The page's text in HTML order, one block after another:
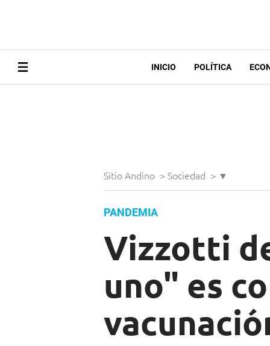
INICIO POLÍTICA
Sitio Andino > Sociedad > ▼
PANDEMIA
Vizzotti
uno" es